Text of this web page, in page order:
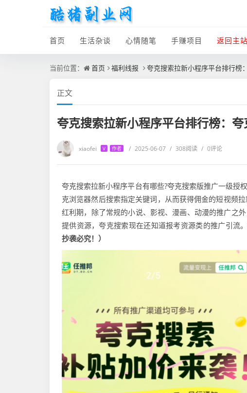
首页 生活杂谈 心情随笔 手赚项目 返回主站
当前位置： 首页 福利线报 夸克搜索拉新小程序平台排行榜
正文
夸克搜索拉新小程序平台排行榜：
xiaofei V 作者 / 2025-06-07 / 308阅读 / 0评论
夸克搜索拉新小程序平台有哪些?夸克搜索版推广一级授
克浏览器然后搜索指定关键词，从而获得佣金的短视频
红利期，除了常规的小说、影视、漫画、动漫的推广之
提供资源，夸克搜索现在还知道报考资源类的推广引流
抄袭必究！）